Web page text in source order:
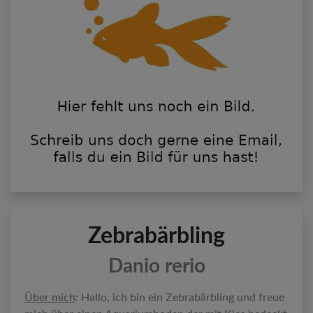
Zebrabärbling
Danio rerio
Über mich: Hallo, ich bin ein Zebrabärbling und freue